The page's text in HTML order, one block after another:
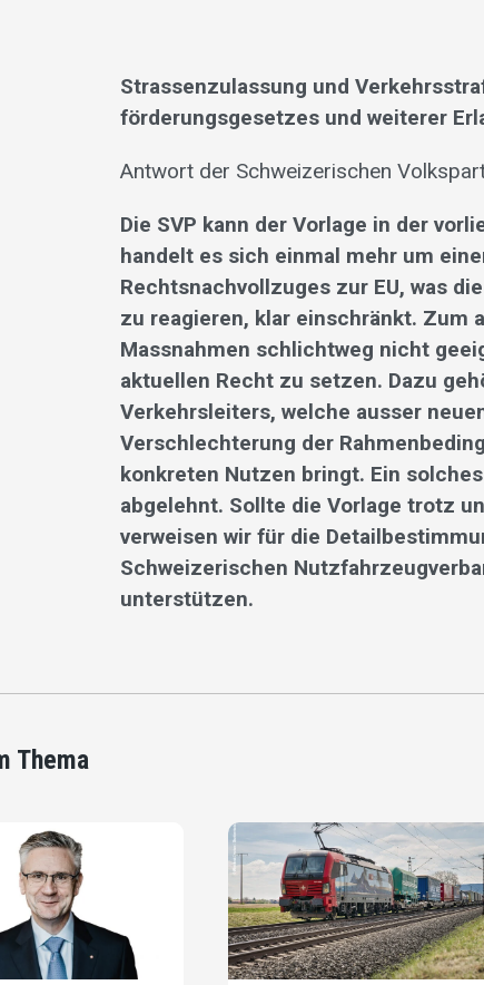
Strassenzulassung und
förderungsgesetzes und weiterer
Antwort der Schweizerischen
Die SVP kann der Vorlage in der
handelt es sich einmal mehr um
Rechtsnachvollzuges zur EU, was
zu reagieren, klar einschränkt. Zum
Massnahmen schlichtweg nicht
aktuellen Recht zu setzen. Dazu
Verkehrsleiters, welche ausser
Verschlechterung der
konkreten Nutzen bringt. Ein
abgelehnt. Sollte die Vorlage trotz
verweisen wir für die
Schweizerischen
unterstützen.
Thema